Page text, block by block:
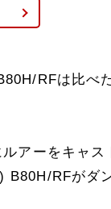
RFは比べ
アーをキャス
B80H/RFがダ